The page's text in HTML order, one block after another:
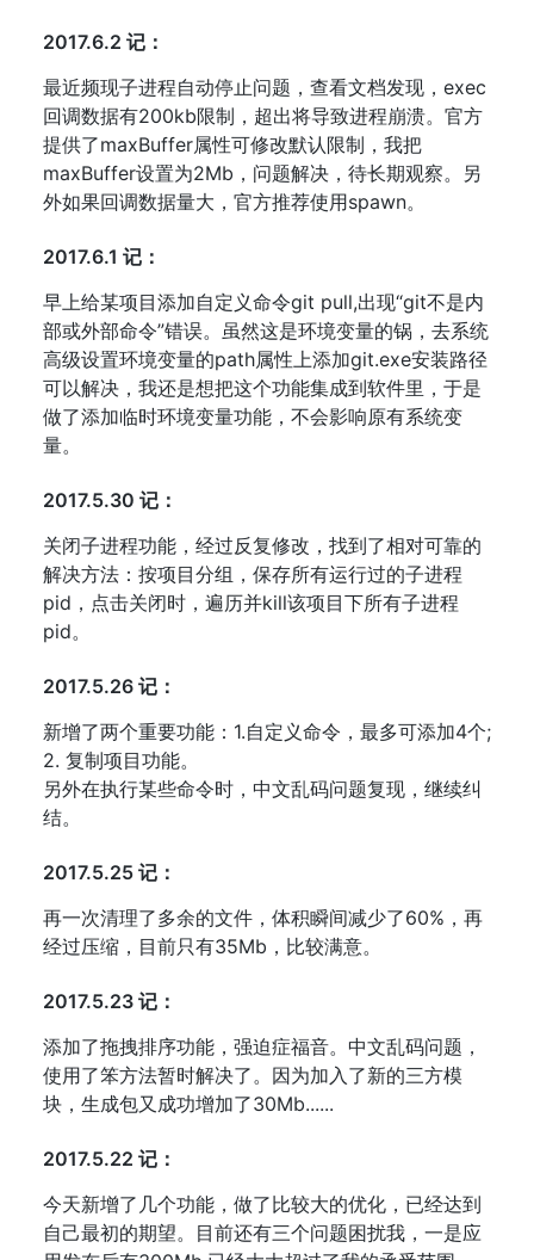
2017.6.2 记：
最近频现子进程自动停止问题，查看文档发现，exec
回调数据有200kb限制，超出将导致进程崩溃。官方
提供了maxBuffer属性可修改默认限制，我把
maxBuffer设置为2Mb，问题解决，待长期观察。另
外如果回调数据量大，官方推荐使用spawn。
2017.6.1 记：
早上给某项目添加自定义命令git pull,出现“git不是内
部或外部命令”错误。虽然这是环境变量的锅，去系统
高级设置环境变量的path属性上添加git.exe安装路径
可以解决，我还是想把这个功能集成到软件里，于是
做了添加临时环境变量功能，不会影响原有系统变
量。
2017.5.30 记：
关闭子进程功能，经过反复修改，找到了相对可靠的
解决方法：按项目分组，保存所有运行过的子进程
pid，点击关闭时，遍历并kill该项目下所有子进程
pid。
2017.5.26 记：
新增了两个重要功能：1.自定义命令，最多可添加4个;
2. 复制项目功能。
另外在执行某些命令时，中文乱码问题复现，继续纠
结。
2017.5.25 记：
再一次清理了多余的文件，体积瞬间减少了60%，再
经过压缩，目前只有35Mb，比较满意。
2017.5.23 记：
添加了拖拽排序功能，强迫症福音。中文乱码问题，
使用了笨方法暂时解决了。因为加入了新的三方模
块，生成包又成功增加了30Mb......
2017.5.22 记：
今天新增了几个功能，做了比较大的优化，已经达到
自己最初的期望。目前还有三个问题困扰我，一是应